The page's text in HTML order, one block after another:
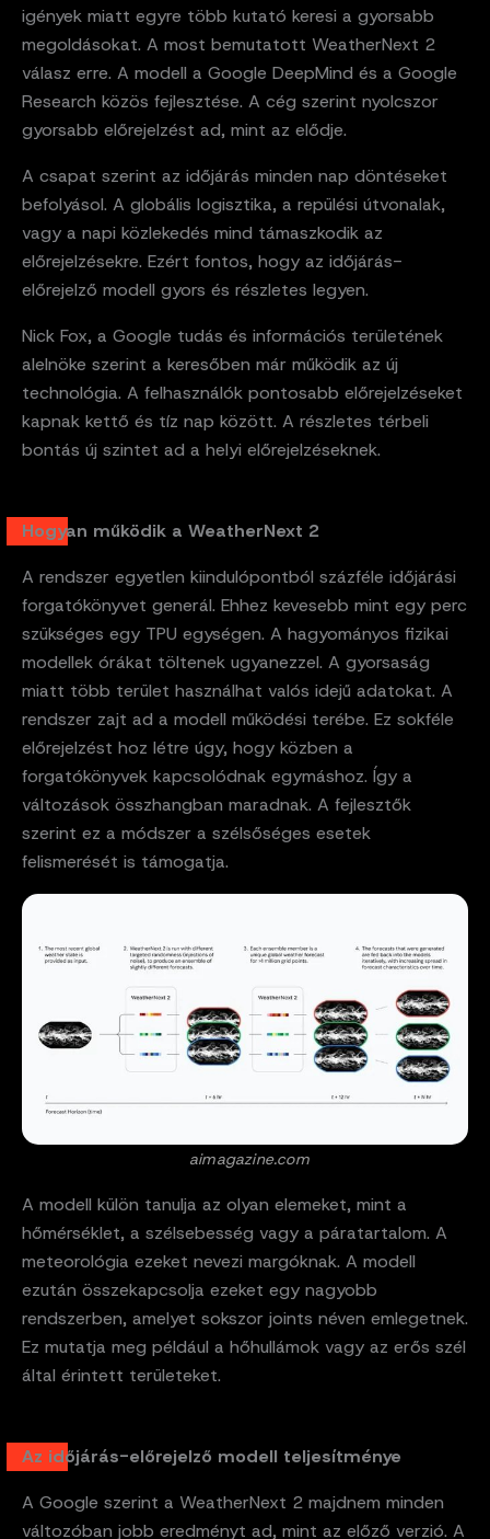
igények miatt egyre több kutató keresi a gyorsabb
megoldásokat. A most bemutatott WeatherNext 2
válasz erre. A modell a Google DeepMind és a Google
Research közös fejlesztése. A cég szerint nyolcszor
gyorsabb előrejelzést ad, mint az elődje.
A csapat szerint az időjárás minden nap döntéseket
befolyásol. A globális logisztika, a repülési útvonalak,
vagy a napi közlekedés mind támaszkodik az
előrejelzésekre. Ezért fontos, hogy az időjárás-
előrejelző modell gyors és részletes legyen.
Nick Fox, a Google tudás és információs területének
alelnöke szerint a keresőben már működik az új
technológia. A felhasználók pontosabb előrejelzéseket
kapnak kettő és tíz nap között. A részletes térbeli
bontás új szintet ad a helyi előrejelzéseknek.
Hogyan működik a WeatherNext 2
A rendszer egyetlen kiindulópontból százféle időjárási
forgatókönyvet generál. Ehhez kevesebb mint egy perc
szükséges egy TPU egységen. A hagyományos fizikai
modellek órákat töltenek ugyanezzel. A gyorsaság
miatt több terület használhat valós idejű adatokat. A
rendszer zajt ad a modell működési terébe. Ez sokféle
előrejelzést hoz létre úgy, hogy közben a
forgatókönyvek kapcsolódnak egymáshoz. Így a
változások összhangban maradnak. A fejlesztők
szerint ez a módszer a szélsőséges esetek
felismerését is támogatja.
aimagazine.com
A modell külön tanulja az olyan elemeket, mint a
hőmérséklet, a szélsebesség vagy a páratartalom. A
meteorológia ezeket nevezi margóknak. A modell
ezután összekapcsolja ezeket egy nagyobb
rendszerben, amelyet sokszor joints néven emlegetnek.
Ez mutatja meg például a hőhullámok vagy az erős szél
által érintett területeket.
Az időjárás-előrejelző modell teljesítménye
A Google szerint a WeatherNext 2 majdnem minden
változóban jobb eredményt ad, mint az előző verzió. A